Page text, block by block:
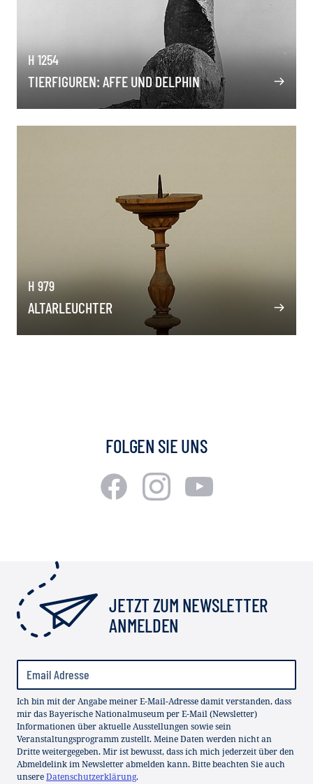
H 1254
TIERFIGUREN: AFFE UND DELPHIN
H 979
ALTARLEUCHTER
FOLGEN SIE UNS
JETZT ZUM NEWSLETTER
ANMELDEN
Ich bin mit der Angabe meiner E-Mail-Adresse damit verstanden, dass
mir das Bayerische Nationalmuseum per E-Mail (Newsletter)
Informationen über aktuelle Ausstellungen sowie sein
Veranstaltungsprogramm zustellt. Meine Daten werden nicht an
Dritte weitergegeben. Mir ist bewusst, dass ich mich jederzeit über den
Abmeldelink im Newsletter abmelden kann. Bitte beachten Sie auch
unsereDatenschutzerklärung.